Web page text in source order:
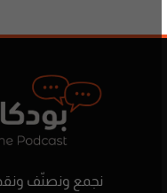
نجمع ونصنّف